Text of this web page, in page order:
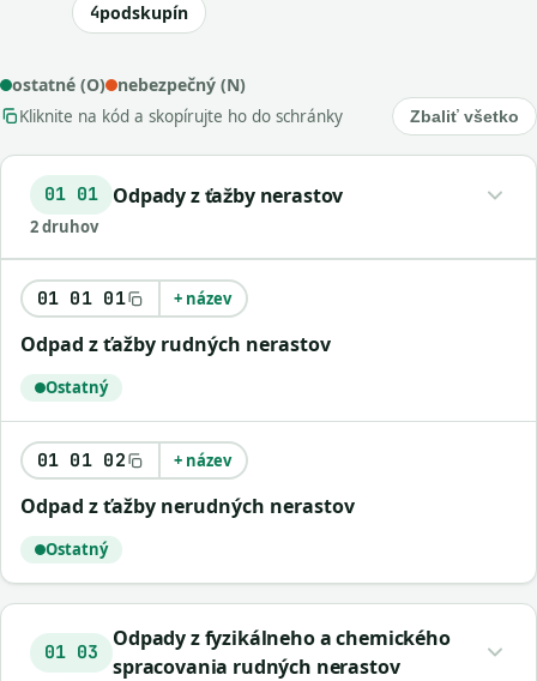
4podskupín
ostatné (O) nebezpečný (N)
Kliknite na kód a skopírujte ho do schránky Zbaliť všetko
01 01 Odpady z ťažby nerastov
2 druhov
01 01 01 + název
odpad z ťažby rudných nerastov
Ostatný
01 01 02 + název
odpad z ťažby nerudných nerastov
Ostatný
01 03
Odpady z fyzikálneho a chemického
spracovania rudných nerastov